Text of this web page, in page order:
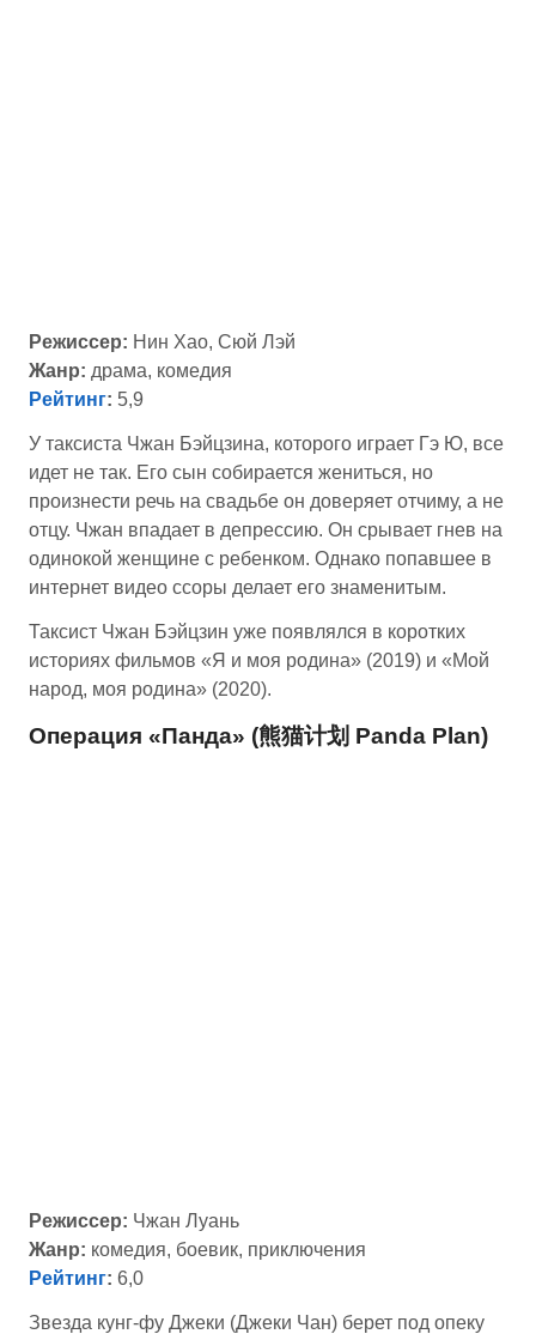
Режиссер: Нин Хао, Сюй Лэй
Жанр: драма, комедия
Рейтинг: 5,9
У таксиста Чжан Бэйцзина, которого играет Гэ Ю, все
идет не так. Его сын собирается жениться, но
произнести речь на свадьбе он доверяет отчиму, а не
отцу. Чжан впадает в депрессию. Он срывает гнев на
одинокой женщине с ребенком. Однако попавшее в
интернет видео ссоры делает его знаменитым.
Таксист Чжан Бэйцзин уже появлялся в коротких
историях фильмов «Я и моя родина» (2019) и «Мой
народ, моя родина» (2020).
Операция «Панда» (熊猫计划 Panda Plan)
Режиссер: Чжан Луань
Жанр: комедия, боевик, приключения
Рейтинг: 6,0
Звезда кунг-фу Джеки (Джеки Чан) берет под опеку